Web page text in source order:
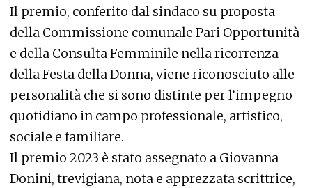
Il premio, conferito dal sindaco su proposta
della Commissione comunale Pari Opportunità
e della Consulta Femminile nella ricorrenza
della Festa della Donna, viene riconosciuto alle
personalità che si sono distinte per l’impegno
quotidiano in campo professionale, artistico,
sociale e familiare.
Il premio 2023 è stato assegnato a Giovanna
Donini, trevigiana, nota e apprezzata scrittrice,